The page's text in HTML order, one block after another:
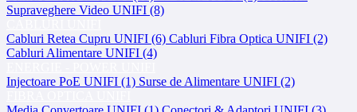
Supraveghere Video UNIFI (8)
Cabluri Retea Cupru UNIFI (6) Cabluri Fibra Optica UNIFI (2)
Cabluri Alimentare UNIFI (4)
Injectoare PoE UNIFI (1) Surse de Alimentare UNIFI (2)